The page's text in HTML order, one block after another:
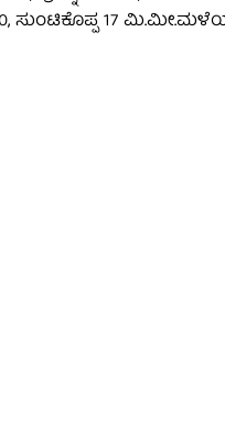
ಸುಂಟಿಕೊಪ್ಪ 17